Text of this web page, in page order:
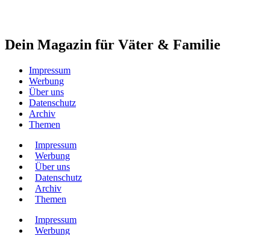
Dein Magazin für Väter & Familie
Impressum
Werbung
Über uns
Datenschutz
Archiv
Themen
Impressum
Werbung
Über uns
Datenschutz
Archiv
Themen
Impressum
Werbung